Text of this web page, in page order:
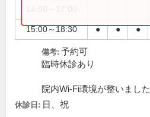
15:00～18:30 ● ● ●
備考: 予約可
臨時休診あり
院内Wi-Fi環境が整いました
休診日: 日、祝